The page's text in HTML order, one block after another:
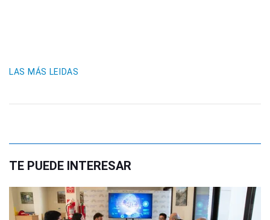
LAS MÁS LEIDAS
TE PUEDE INTERESAR